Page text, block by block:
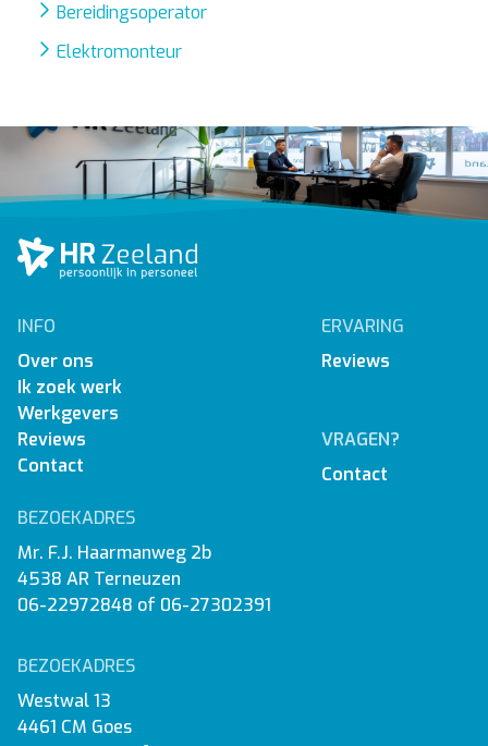
Bereidingsoperator
Elektromonteur
INFO
Over ons
Ik zoek werk
Werkgevers
Reviews
Contact
ERVARING
Reviews
VRAGEN?
Contact
BEZOEKADRES
Mr. F.J. Haarmanweg 2b
4538 AR Terneuzen
06-22972848 of 06-27302391
BEZOEKADRES
Westwal 13
4461 CM Goes